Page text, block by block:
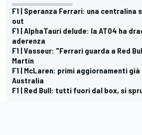
F1 | Speranza Ferrari: una centralina
out
F1 | AlphaTauri delude: la AT04 ha
aderenza
F1 | Vasseur: "Ferrari guarda a Red
Martin
F1 | McLaren: primi aggiornamenti
Australia
F1 | Red Bull: tutti fuori dal box, si